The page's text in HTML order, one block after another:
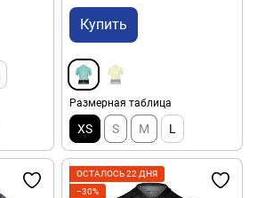
Купить
Размерная таблица
XS S M L
ОСТАЛОСЬ 22 ДНЯ
−30%